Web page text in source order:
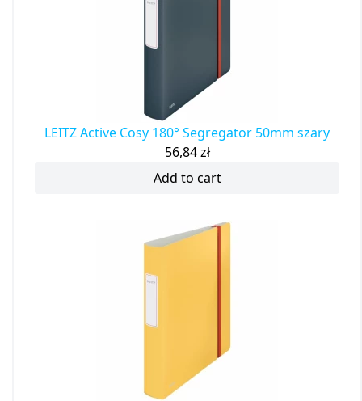
LEITZ Active Cosy 180° Segregator 50mm szary
56,84zł
Add to cart